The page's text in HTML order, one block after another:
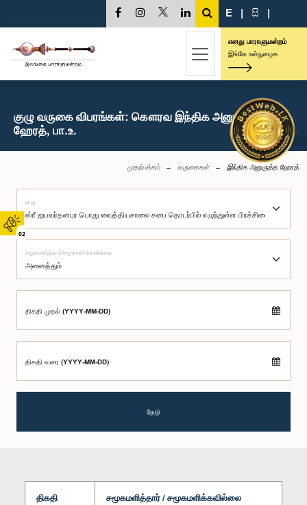
02
E | සි |
எனது பாராளுமன்றம்
இங்கே உள்நுழைக
குழு வருகை விபரங்கள்: கௌரவ இந்திக அனுருத்த
ஹேரத், பா.உ.
முதற்பக்கம் வருகைகள் இந்திக அனுருத்த ஹேரத்
குழு
சமூகமளித்தார்/சமூகமளிக்கவில்லை
திகதி முதல் (YYYY-MM-DD)
திகதி வரை (YYYY-MM-DD)
தேடு
திகதி சமூகமளித்தார் / சமூகமளிக்கவில்லை